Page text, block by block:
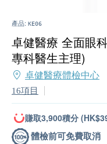
產品: KE06
卓健醫療 全面眼
專科醫生主理)
卓健醫療體檢中心
16項目
賺取3,900積分
體檢前可免費取消